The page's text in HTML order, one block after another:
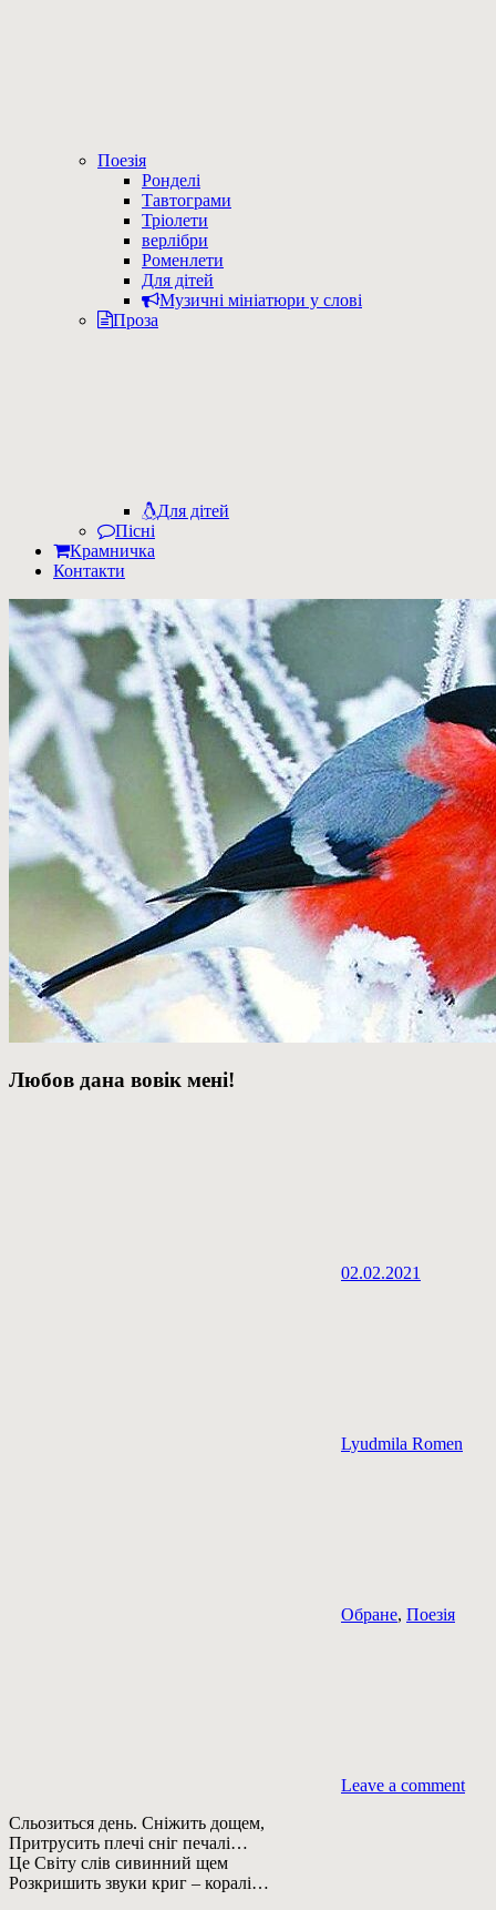
Поезія
Ронделі
Тавтограми
Тріолети
верлібри
Роменлети
Для дітей
Музичні мініатюри у слові
Проза
Для дітей
Пісні
Крамничка
Контакти
Любов дана вовік мені!
02.02.2021
Lyudmila Romen
Обране, Поезія
Leave a comment
Сльозиться день. Сніжить дощем,
Притрусить плечі сніг печалі…
Це Світу слів сивинний щем
Розкришить звуки криг – коралі…